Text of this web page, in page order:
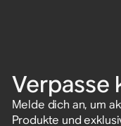
Verpasse
Melde dich an, um
Produkte und